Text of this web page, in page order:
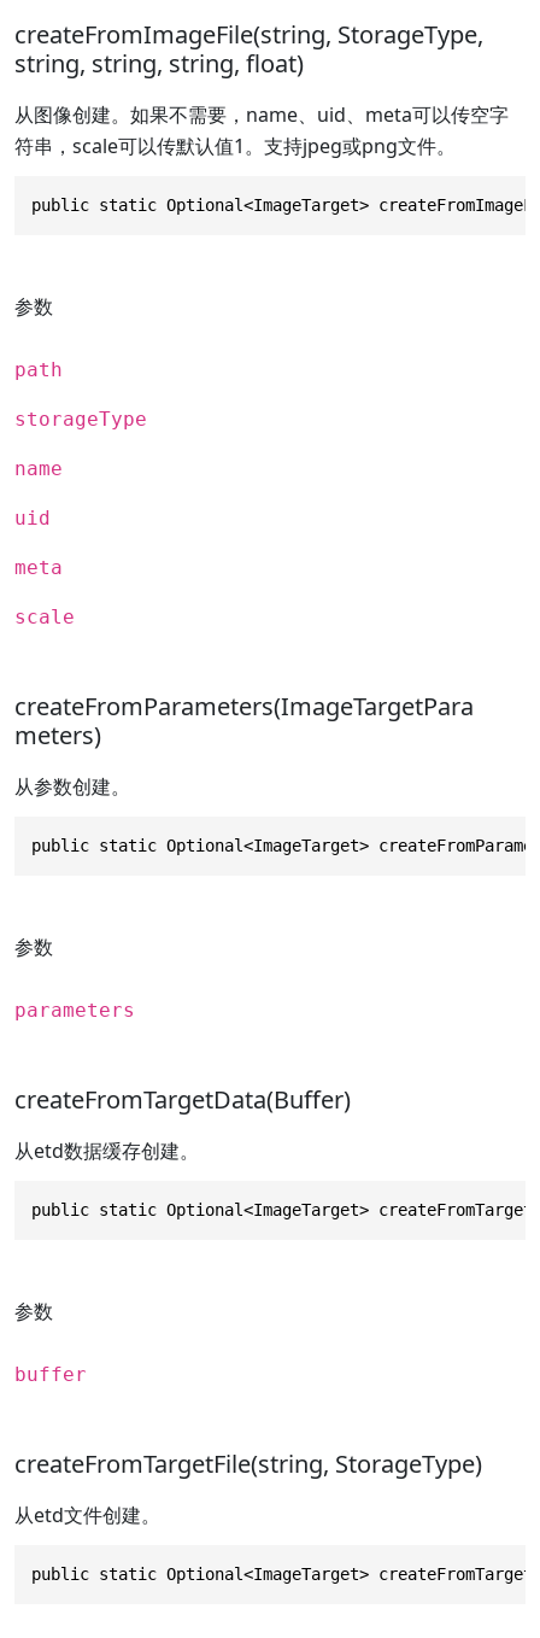
createFromImageFile(string, StorageType,
string, string, string, float)
从图像创建。如果不需要，name、uid、meta可以传空字
符串，scale可以传默认值1。支持jpeg或png文件。
public static Optional<ImageTarget>
参数
path
storageType
name
uid
meta
scale
createFromParameters(ImageTargetPara
meters)
从参数创建。
public static Optional<ImageTarget>
参数
parameters
createFromTargetData(Buffer)
从etd数据缓存创建。
public static Optional<ImageTarget>
参数
buffer
createFromTargetFile(string, StorageType)
从etd文件创建。
public static Optional<ImageTarget>